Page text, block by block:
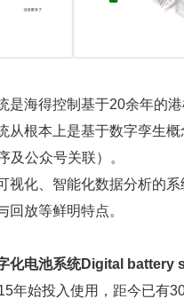
是海得控制基于20余年的
从根本上是基于数字孪生概
及公众号关联）。
视化、智能化数据分析的
回放等鲜明特点。
化电池系统Digital battery
年始投入使用，距今已有